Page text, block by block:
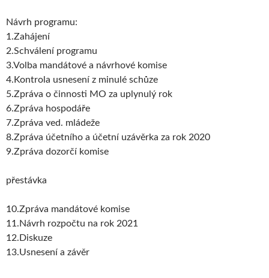
Návrh programu:
1.Zahájení
2.Schválení programu
3.Volba mandátové a návrhové komise
4.Kontrola usnesení z minulé schůze
5.Zpráva o činnosti MO za uplynulý rok
6.Zpráva hospodáře
7.Zpráva ved. mládeže
8.Zpráva účetního a účetní uzávěrka za rok 2020
9.Zpráva dozorčí komise
přestávka
10.Zpráva mandátové komise
11.Návrh rozpočtu na rok 2021
12.Diskuze
13.Usnesení a závěr